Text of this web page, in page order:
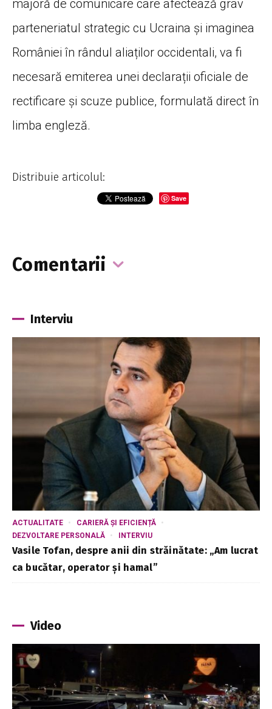
majoră de comunicare care afectează grav
parteneriatul strategic cu Ucraina și imaginea
României în rândul aliaților occidentali, va fi
necesară emiterea unei declarații oficiale de
rectificare și scuze publice, formulată direct în
limba engleză.
Distribuie articolul:
Save
Comentarii
Interviu
ACTUALITATE
CARIERĂ ȘI EFICIENȚĂ
DEZVOLTARE PERSONALĂ
INTERVIU
Vasile Tofan, despre anii din străinătate: „Am lucrat
ca bucătar, operator și hamal”
Video